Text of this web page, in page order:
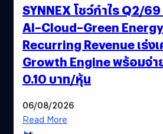
SYNNEX โชว์กำไร Q2/69
AI–Cloud–Green
Recurring Revenue เร่ง
Growth Engine พร้อมจ่
0.10 บาท/หุ้น
06/08/2026
Read More